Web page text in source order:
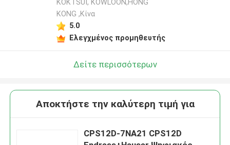
KOKTSUI, KOWLOON,HONG
KONG ,Κίνα
5.0
Ελεγχμένος προμηθευτής
Δείτε περισσότερων
Αποκτήστε την καλύτερη τιμή για
CPS12D-7NA21 CPS12D